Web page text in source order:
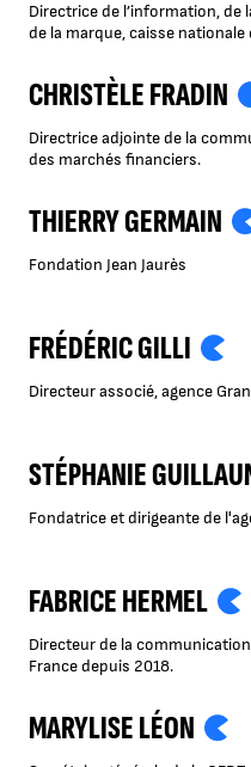
Directrice de l’information,
de la marque, caisse nationale
CHRISTÈLE FRADIN
Directrice adjointe de la
des marchés financiers.
THIERRY GERMAIN
Fondation Jean Jaurès
FRÉDÉRIC GILLI
Directeur associé, agence
STÉPHANIE
Fondatrice et dirigeante de
FABRICE HERMEL
Directeur de la
France depuis 2018.
MARYLISE LÉON